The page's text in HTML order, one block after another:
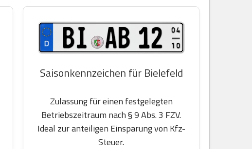
Saisonkennzeichen für Bielefeld
Zulassung für einen festgelegten
Betriebszeitraum nach § 9 Abs. 3 FZV.
Ideal zur anteiligen Einsparung von Kfz-
Steuer.